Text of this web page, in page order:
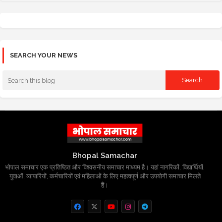
SEARCH YOUR NEWS
Bhopal Samachar
भोपाल समाचार एक प्रतिष्ठित और विश्वसनीय समाचार माध्यम है। यहां नागरिकों, विद्यार्थियों,
युवाओं, व्यापारियों, कर्मचारियों एवं महिलाओं के लिए महत्वपूर्ण और उपयोगी समाचार मिलते
हैं।